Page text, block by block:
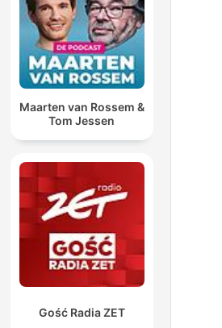
Maarten van Rossem &
Tom Jessen
Gość Radia ZET